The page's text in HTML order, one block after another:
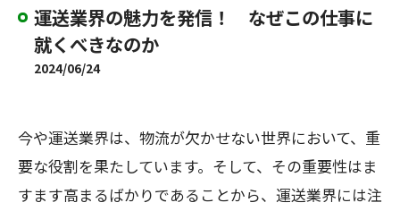
運送業界の魅力を発信！ なぜこの仕事に
就くべきなのか
2024/06/24
今や運送業界は、物流が欠かせない世界において、重
要な役割を果たしています。そして、その重要性はま
すます高まるばかりであることから、運送業界には注